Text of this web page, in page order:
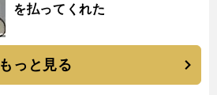
を払ってくれた
もっと見る